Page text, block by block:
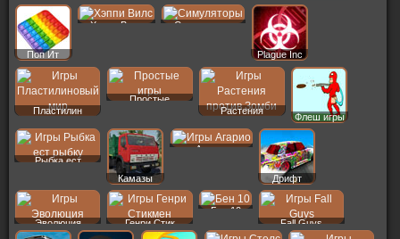
Поп Ит
Хэппи Вилс Симуляторы
Plague Inc
Пластилин
Простые
Растения
Флеш игры
Рыбка ест
Камазы
Агарио
Дрифт
Эволюция Генри Стик
Бен 10
Fall Guys